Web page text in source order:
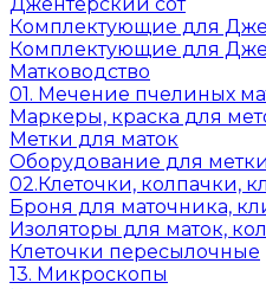
Комплектующие для
Комплектующие для
Матководство
01. Мечение пчелиных
Маркеры, краска для
Метки для маток
Оборудование для
02.Клеточки, колпачки,
Броня для маточника,
Изоляторы для маток,
Клеточки пересылочные
13. Микроскопы